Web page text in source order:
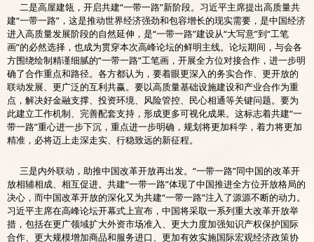
二是高屋建瓴，开启共建“一带一路”新阶段。习近平主席提出高质量共
建“一带一路”，这是推动世界经济强劲和包容增长的现实需要，是中国经济
进入高质量发展阶段的自然延伸，是“一带一路”建设从“大写意”到“工笔
画”的必然选择，也成为贯穿本次高峰论坛的鲜明主线。论坛期间，与会各
方围绕绘制精谨细腻的“一带一路”工笔画，开展全方位对接合作，进一步明
确了合作重点和路径。各方都认为，要着眼更深入的务实合作、更开放的
联动发展、更广泛的互利共赢。要以高质量基础设施建设和产业合作为重
点，解决好金融支撑、投资环境、风险管控、民心相通等关键问题。要为
此建立工作机制、完善配套支持，形成更多可视化成果。这标志着共建“一
带一路”重心进一步下沉，重点进一步明确，规划将更加科学，着力将更加
精准，必将迈上走深走实、行稳致远的新征程。
三是内外联动，助推中国改革开放再出发。“一带一路”同中国的改革开
放相辅相成、相互促进。共建“一带一路”体现了中国推进全方位开放格局的
决心，而中国改革开放的深化又为共建“一带一路”注入了源源不断的动力。
习近平主席在高峰论坛开幕式上宣布，中国将采取一系列重大改革开放举
措，包括在更广领域扩大外资市场准入、更大力度加强知识产权保护国际
合作、更大规模增加商品和服务进口、更加有效实施国际宏观经济政策协